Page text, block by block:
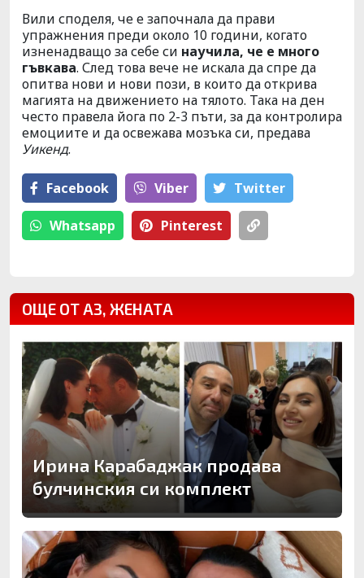
Вили споделя, че е започнала да прави
упражнения преди около 10 години, когато
изненадващо за себе си научила, че е много
гъвкава. След това вече не искала да спре да
опитва нови и нови пози, в които да открива
магията на движението на тялото. Така на ден
често правела йога по 2-3 пъти, за да контролира
емоциите и да освежава мозъка си, предава
Уикенд.
Facebook Viber Тwitter
Whatsapp Pinterest
ОЩЕ ОТ АЗ, ЖЕНАТА
Ирина Карабаджак продава
булчинския си комплект